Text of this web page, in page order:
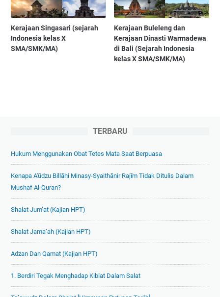
Kerajaan Singasari (sejarah
Indonesia kelas X
SMA/SMK/MA)
Kerajaan Buleleng dan
Kerajaan Dinasti Warmadewa
di Bali (Sejarah Indonesia
kelas X SMA/SMK/MA)
TERBARU
Hukum Menggunakan Obat Tetes Mata Saat Berpuasa
Kenapa A'ūdzu Billāhi Minasy-Syaithānir Rajīm Tidak Ditulis Dalam
Mushaf Al-Quran?
Shalat Jum’at (Kajian HPT)
Shalat Jama’ah (Kajian HPT)
Adzan Dan Qamat (Kajian HPT)
1. Berdiri Tegak Menghadap Kiblat Dalam Salat